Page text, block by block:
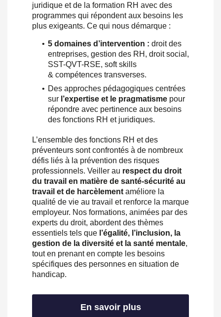
juridique et de la formation RH avec des
programmes qui répondent aux besoins les
plus exigeants. Ce qui nous démarque :
• 5 domaines d’intervention : droit des
entreprises, gestion des RH, droit social,
SST-QVT-RSE, soft skills
& compétences transverses.
• Des approches pédagogiques centrées
sur l’expertise et le pragmatisme pour
répondre avec pertinence aux besoins
des fonctions RH et juridiques.
L’ensemble des fonctions RH et des
préventeurs sont confrontés à de nombreux
défis liés à la prévention des risques
professionnels. Veiller au respect du droit
du travail en matière de santé-sécurité au
travail et de harcèlement améliore la
qualité de vie au travail et renforce la marque
employeur. Nos formations, animées par des
experts du droit, abordent des thèmes
essentiels tels que l’égalité, l’inclusion, la
gestion de la diversité et la santé mentale,
tout en prenant en compte les besoins
spécifiques des personnes en situation de
handicap.
En savoir plus